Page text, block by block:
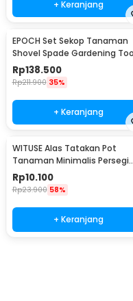
+ Keranjang
EPOCH Set Sekop Tanaman
Shovel Spade Gardening
10 PCS - LXY55
Rp138.500
Rp211.900 35%
+ Keranjang
WITUSE Alas Tatakan Pot
Tanaman Minimalis Persegi
Panjang Bamboo Tray
175x88x10mm - EQF301
Rp10.100
Rp23.900 58%
+ Keranjang